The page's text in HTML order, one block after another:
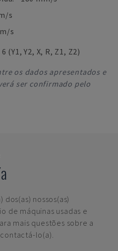
s
s
(Y1, Y2, X, R, Z1, Z2)
os dados apresentados e
ser confirmado pelo
dos(as) nossos(as)
de máquinas usadas e
mais questões sobre a
lo(a).